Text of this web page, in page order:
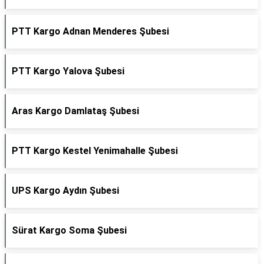
PTT Kargo Adnan Menderes Şubesi
PTT Kargo Yalova Şubesi
Aras Kargo Damlataş Şubesi
PTT Kargo Kestel Yenimahalle Şubesi
UPS Kargo Aydın Şubesi
Sürat Kargo Soma Şubesi